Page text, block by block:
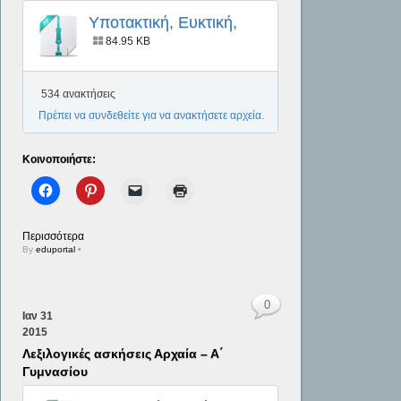
Υποτακτική, Ευκτική,
Προστακτική
84.95 KB
534 ανακτήσεις
Πρέπει να συνδεθείτε για να ανακτήσετε αρχεία.
Κοινοποιήστε:
Περισσότερα
Byeduportal •
Ιαν 31
2015
Λεξιλογικές ασκήσεις Αρχαία – Α΄
Γυμνασίου
0